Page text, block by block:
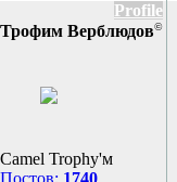
Profile
Трофим Верблюдов©
Camel Trophy'м
Постов: 1740